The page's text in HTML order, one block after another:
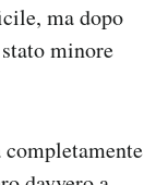
ma dopo
minore